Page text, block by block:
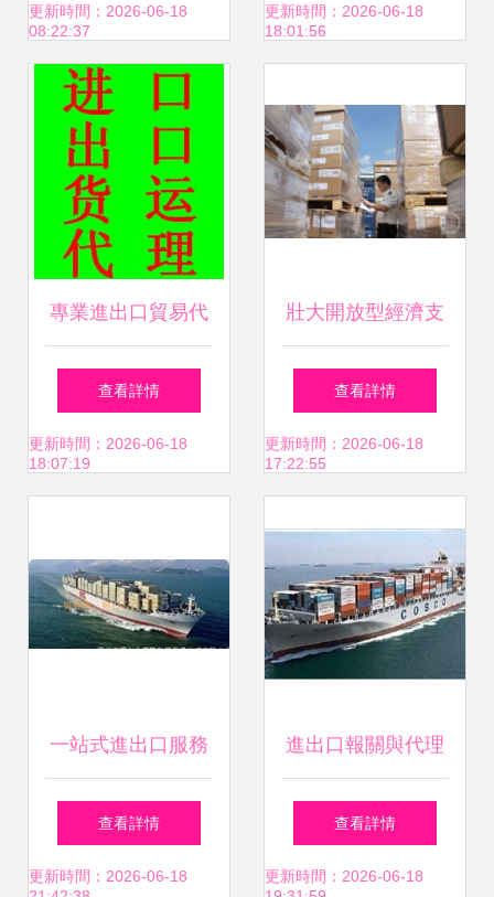
因專業而信賴
更新時間：2026-06-18
08:22:37
檢報關 進出口代
在提供的提示詞似
乎是這個疑問本
供具體的構思或亮
點方向嗎?
更新時間：2026-06-18
18:01:56
專業進出口貿易代
理服務 一站式產品
退稅與代理指南
查看詳情
更新時間：2026-06-18
18:07:19
壯大開放型經濟支
柱 重慶再擲2億元
挺進國際貿易綜合
查看詳情
更新時間：2026-06-18
17:22:55
一站式進出口服務
領航者 茂興源國際
貨運的專業代理報
查看詳情
更新時間：2026-06-18
進出口報關與代理
全球化貿易的關鍵
環節
查看詳情
更新時間：2026-06-18